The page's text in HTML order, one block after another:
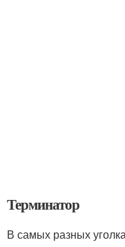
Терминатор
В самых разных